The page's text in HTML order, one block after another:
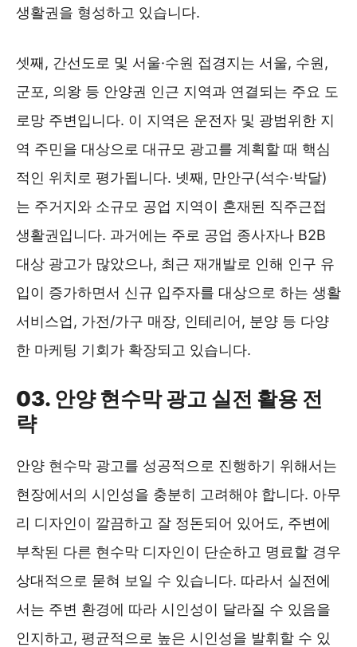
생활권을 형성하고 있습니다.
셋째, 간선도로 및 서울·수원 접경지는 서울, 수원,
군포, 의왕 등 안양권 인근 지역과 연결되는 주요 도
로망 주변입니다. 이 지역은 운전자 및 광범위한 지
역 주민을 대상으로 대규모 광고를 계획할 때 핵심
적인 위치로 평가됩니다. 넷째, 만안구(석수·박달)
는 주거지와 소규모 공업 지역이 혼재된 직주근접
생활권입니다. 과거에는 주로 공업 종사자나 B2B
대상 광고가 많았으나, 최근 재개발로 인해 인구 유
입이 증가하면서 신규 입주자를 대상으로 하는 생활
서비스업, 가전/가구 매장, 인테리어, 분양 등 다양
한 마케팅 기회가 확장되고 있습니다.
03. 안양 현수막 광고 실전 활용 전
략
안양 현수막 광고를 성공적으로 진행하기 위해서는
현장에서의 시인성을 충분히 고려해야 합니다. 아무
리 디자인이 깔끔하고 잘 정돈되어 있어도, 주변에
부착된 다른 현수막 디자인이 단순하고 명료할 경우
상대적으로 묻혀 보일 수 있습니다. 따라서 실전에
서는 주변 환경에 따라 시인성이 달라질 수 있음을
인지하고, 평균적으로 높은 시인성을 발휘할 수 있